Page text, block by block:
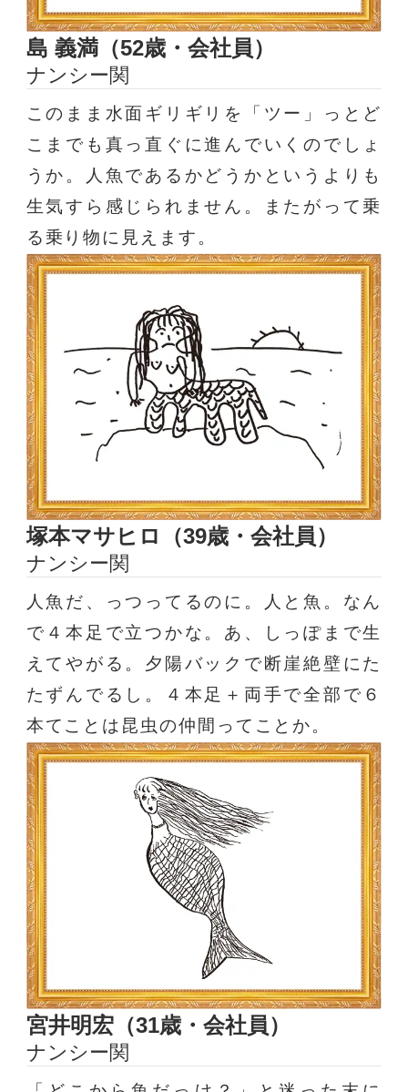
島 義満（52歳・会社員）
ナンシー関
このまま水面ギリギリを「ツー」っとど
こまでも真っ直ぐに進んでいくのでしょ
うか。人魚であるかどうかというよりも
生気すら感じられません。またがって乗
る乗り物に見えます。
塚本マサヒロ（39歳・会社員）
ナンシー関
人魚だ、っつってるのに。人と魚。なん
で４本足で立つかな。あ、しっぽまで生
えてやがる。夕陽バックで断崖絶壁にた
たずんでるし。４本足＋両手で全部で６
本てことは昆虫の仲間ってことか。
宮井明宏（31歳・会社員）
ナンシー関